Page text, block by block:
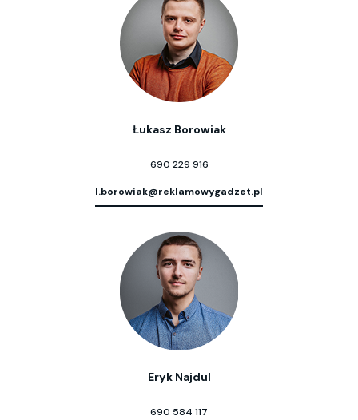
Łukasz Borowiak
690 229 916
l.borowiak@reklamowygadzet.pl
Eryk Najdul
690 584 117